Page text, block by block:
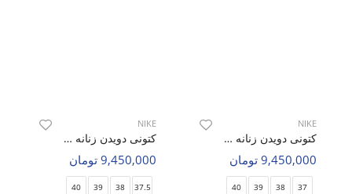
NIKE
کتونی دویدن زنانه نایک Nike V2K Run W
9,450,000 تومان
37
38
39
40
NIKE
کتونی دویدن زنانه نایک Nike V2K Run W
9,450,000 تومان
37.5
38
39
40